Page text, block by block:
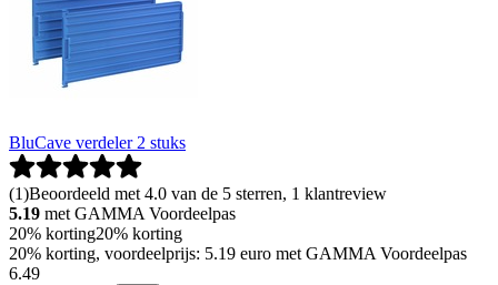
BluCave verdeler 2 stuks
(1)Beoordeeld met 4.0 van de 5 sterren, 1 klantreview
5.19 met GAMMA Voordeelpas
20% korting20% korting
20% korting, voordeelprijs: 5.19 euro met GAMMA Voordeelpas
6.49